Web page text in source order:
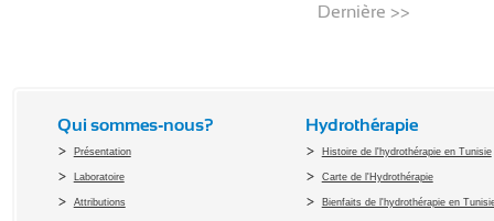
Dernière >>
Qui sommes-nous?
Présentation
Laboratoire
Attributions
Hydrothérapie
Histoire de l'hydrothérapie en Tunisie
Carte de l'Hydrothérapie
Bienfaits de l'hydrothérapie en